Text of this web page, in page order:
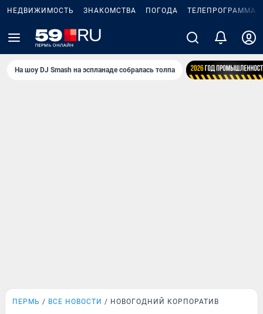
НЕДВИЖИМОСТЬ ЗНАКОМСТВА ПОГОДА ТЕЛЕПРОГРАММА
На шоу DJ Smash на эспланаде собралась толпа
ПЕРМЬ ВСЕ НОВОСТИ НОВОГОДНИЙ КОРПОРАТИВ